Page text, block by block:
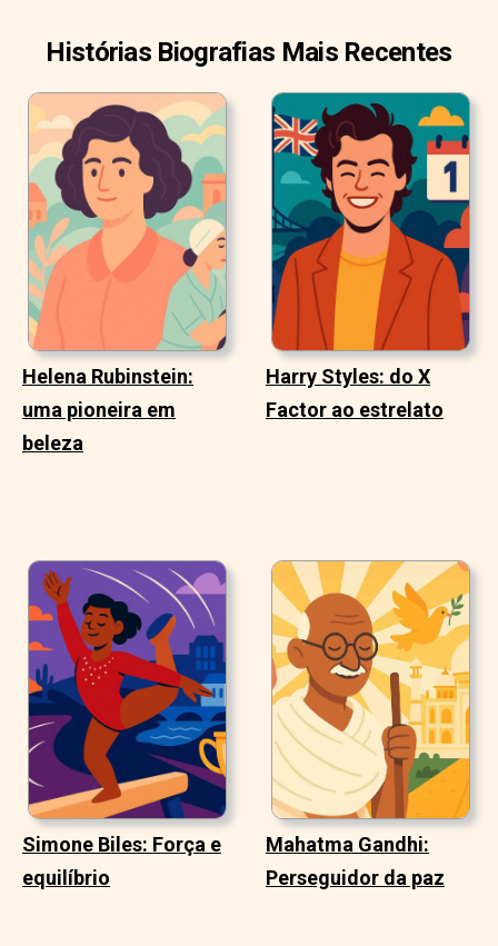
Histórias Biografias Mais Recentes
Helena Rubinstein:
uma pioneira em
beleza
Harry Styles: do X
Factor ao estrelato
Simone Biles: Força e
equilíbrio
Mahatma Gandhi:
Perseguidor da paz